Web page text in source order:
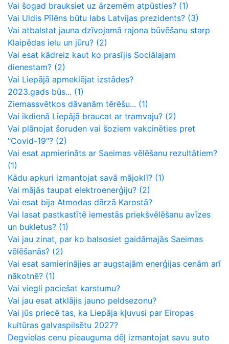
Vai šogad brauksiet uz ārzemēm atpūsties? (1)
Vai Uldis Pīlēns būtu labs Latvijas prezidents? (3)
Vai atbalstat jauna dzīvojamā rajona būvēšanu starp
Klaipēdas ielu un jūru? (2)
Vai esat kādreiz kaut ko prasījis Sociālajam
dienestam? (2)
Vai Liepājā apmeklējat izstādes?
2023.gads būs... (1)
Ziemassvētkos dāvanām tērēšu... (1)
Vai ikdienā Liepājā braucat ar tramvaju? (2)
Vai plānojat šoruden vai šoziem vakcinēties pret
"Covid-19"? (2)
Vai esat apmierināts ar Saeimas vēlēšanu rezultātiem?
(1)
Kādu apkuri izmantojat savā mājoklī? (1)
Vai mājās taupat elektroenerģiju? (2)
Vai esat bija Atmodas dārzā Karostā?
Vai lasat pastkastītē iemestās priekšvēlēšanu avīzes
un bukletus? (1)
Vai jau zinat, par ko balsosiet gaidāmajās Saeimas
vēlēšanās? (2)
Vai esat samierinājies ar augstajām enerģijas cenām arī
nākotnē? (1)
Vai viegli paciešat karstumu?
Vai jau esat atklājis jauno peldsezonu?
Vai jūs priecē tas, ka Liepāja kļuvusi par Eiropas
kultūras galvaspilsētu 2027?
Degvielas cenu pieauguma dēļ izmantojat savu auto